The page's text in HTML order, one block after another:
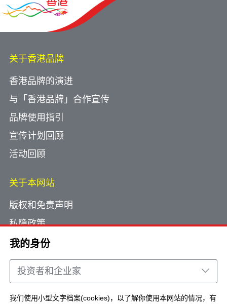
我的身份
投资者和企业家
我们使用小型文字档案(cookies)，以了解你使用本网站的情况，有
关于香港品牌
香港品牌的演进
与「香港品牌」合作宣传
品牌使用指引
宣传计划回顾
活动回顾
关于本网站
版权和免责声明
私隐政策
使用小型文字档案
网页指南
联络我们